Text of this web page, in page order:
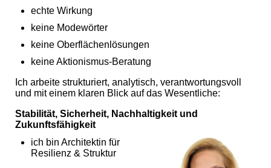
echte Wirkung
keine Modewörter
keine Oberflächenlösungen
keine Aktionismus‑Beratung
Ich arbeite strukturiert, analytisch, verantwortungsvoll
und mit einem klaren Blick auf das Wesentliche:
Stabilität, Sicherheit, Nachhaltigkeit und
Zukunftsfähigkeit
ich bin Architektin für
Resilienz & Struktur